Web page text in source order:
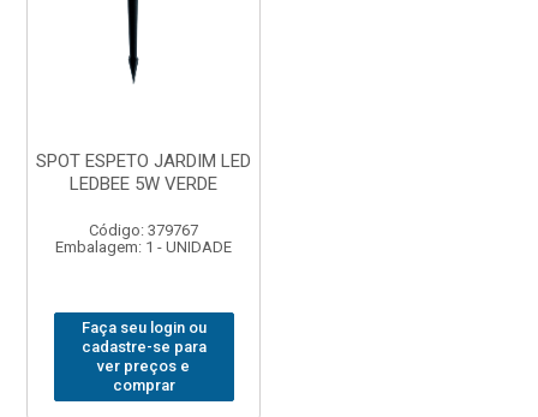
SPOT ESPETO JARDIM LED
LEDBEE 5W VERDE
Código: 379767
Embalagem: 1 - UNIDADE
Faça seu login ou
cadastre-se para
ver preços e
comprar